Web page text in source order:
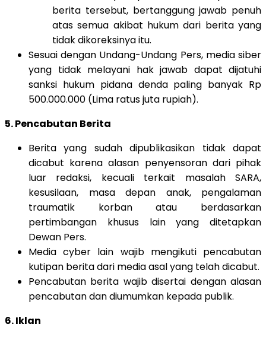
berita tersebut, bertanggung jawab penuh
atas semua akibat hukum dari berita yang
tidak dikoreksinya itu.
Sesuai dengan Undang-Undang Pers, media siber
yang tidak melayani hak jawab dapat dijatuhi
sanksi hukum pidana denda paling banyak Rp
500.000.000 (Lima ratus juta rupiah).
5. Pencabutan Berita
Berita yang sudah dipublikasikan tidak dapat
dicabut karena alasan penyensoran dari pihak
luar redaksi, kecuali terkait masalah SARA,
kesusilaan, masa depan anak, pengalaman
traumatik korban atau berdasarkan
pertimbangan khusus lain yang ditetapkan
Dewan Pers.
Media cyber lain wajib mengikuti pencabutan
kutipan berita dari media asal yang telah dicabut.
Pencabutan berita wajib disertai dengan alasan
pencabutan dan diumumkan kepada publik.
6. Iklan